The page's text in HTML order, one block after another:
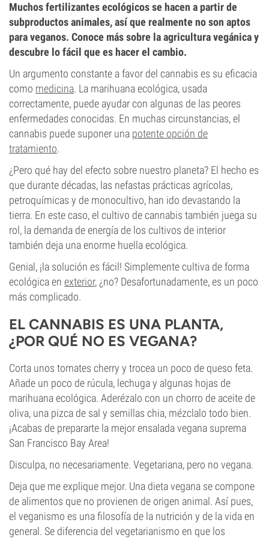
Muchos fertilizantes ecológicos se hacen a partir de
subproductos animales, así que realmente no son aptos
para veganos. Conoce más sobre la agricultura vegánica y
descubre lo fácil que es hacer el cambio.
Un argumento constante a favor del cannabis es su eficacia
como medicina. La marihuana ecológica, usada
correctamente, puede ayudar con algunas de las peores
enfermedades conocidas. En muchas circunstancias, el
cannabis puede suponer una potente opción de
tratamiento.
¿Pero qué hay del efecto sobre nuestro planeta? El hecho es
que durante décadas, las nefastas prácticas agrícolas,
petroquímicas y de monocultivo, han ido devastando la
tierra. En este caso, el cultivo de cannabis también juega su
rol, la demanda de energía de los cultivos de interior
también deja una enorme huella ecológica.
Genial, ¡la solución es fácil! Simplemente cultiva de forma
ecológica en exterior, ¿no? Desafortunadamente, es un poco
más complicado.
EL CANNABIS ES UNA PLANTA,
¿POR QUÉ NO ES VEGANA?
Corta unos tomates cherry y trocea un poco de queso feta.
Añade un poco de rúcula, lechuga y algunas hojas de
marihuana ecológica. Aderézalo con un chorro de aceite de
oliva, una pizca de sal y semillas chia, mézclalo todo bien.
¡Acabas de prepararte la mejor ensalada vegana suprema
San Francisco Bay Area!
Disculpa, no necesariamente. Vegetariana, pero no vegana.
Deja que me explique mejor. Una dieta vegana se compone
de alimentos que no provienen de origen animal. Así pues,
el veganismo es una filosofía de la nutrición y de la vida en
general. Se diferencia del vegetarianismo en que los